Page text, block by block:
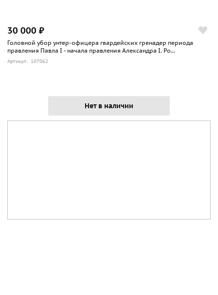
30 000 ₽
Головной убор унтер-офицера гвардейских гренадер периода
правления Павла I - начала правления Александра I. Ро...
Артикул: 107062
Нет в наличии